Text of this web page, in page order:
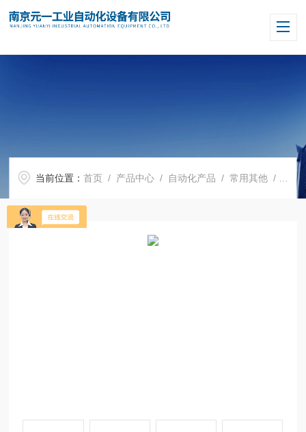
当前位置：首页 / 产品中心 / 自动化产品 /常用其他 / 德国倍加福安全栅KCD2-SCD-EX1